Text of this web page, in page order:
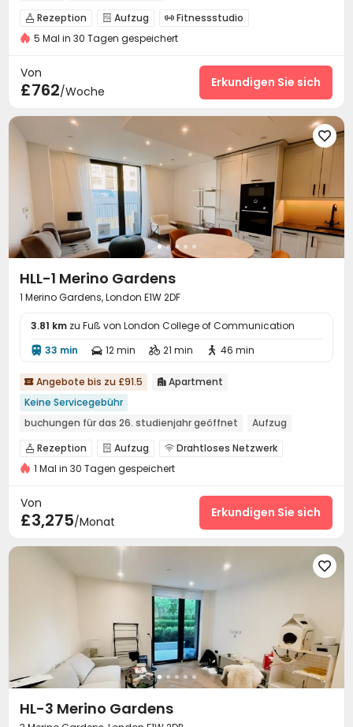
 Rezeption  Aufzug  Fitnessstudio
Schwimmbad Kino Wellnesszentrum
Schwitzraum
5 Mal in 30 Tagen gespeichert
Von
£762/Woche
Erkundigen Sie sich

HLL-1 Merino Gardens
1 Merino Gardens, London E1W 2DF
3.81 km zu Fuß von London College of Communication
 33 min  12 min  21 min  46 min
 Angebote bis zu £91.5  Apartment
Keine Servicegebühr
buchungen für das 26. studienjahr geöffnet
Aufzug
 Rezeption  Aufzug  Drahtloses Netzwerk
1 Mal in 30 Tagen gespeichert
Von
£3,275/Monat
Erkundigen Sie sich

HL-3 Merino Gardens